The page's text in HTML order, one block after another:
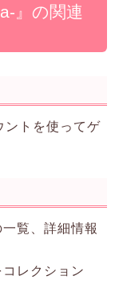
』の関連
ントを使ってゲ
覧、詳細情報
レクション